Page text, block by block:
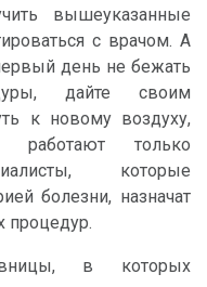
вышеуказанные
с врачом. А
день не бежать
дайте своим
к новому воздуху,
работают только
которые
болезни, назначат
процедур.
в которых